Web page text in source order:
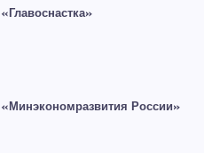
«Минэкономразвития России»